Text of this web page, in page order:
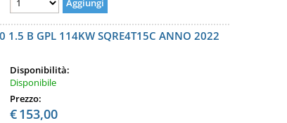
B GPL 114KW SQRE4T15C ANNO 2022
Disponibilità:
Disponibile
Prezzo:
€153,00